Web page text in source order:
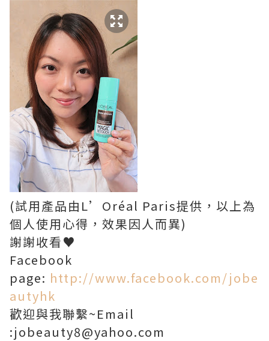
(試用產品由L’Oréal Paris提供，以上為
個人使用心得，效果因人而異)
謝謝收看♥
Facebook
page: http://www.facebook.com/jobe
autyhk
歡迎與我聯繫~Email
:jobeauty8@yahoo.com